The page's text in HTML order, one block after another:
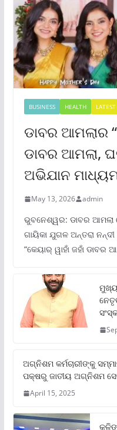
BUSINESS HEALTH LATEST
ଡାବର ଆମଲାର
ଡାବର ଆମଲା,
ଅଭିଯାନ
May 13, 2026 admin
ଭୁବନେଶ୍ୱର: ଡାବର
ଗାୟିକା ଯୁଗଳ ଅନ୍ତରା
“କେୟାର୍ ୱାହାଁ ଜହାଁ ଡାବର
ଅଗ୍ନିଶମ କର୍ମଚାରୀଙ୍କୁ
ପକ୍ଷରୁ ଜାତୀୟ ଅଗ୍ନିଶମ
April 15, 2025